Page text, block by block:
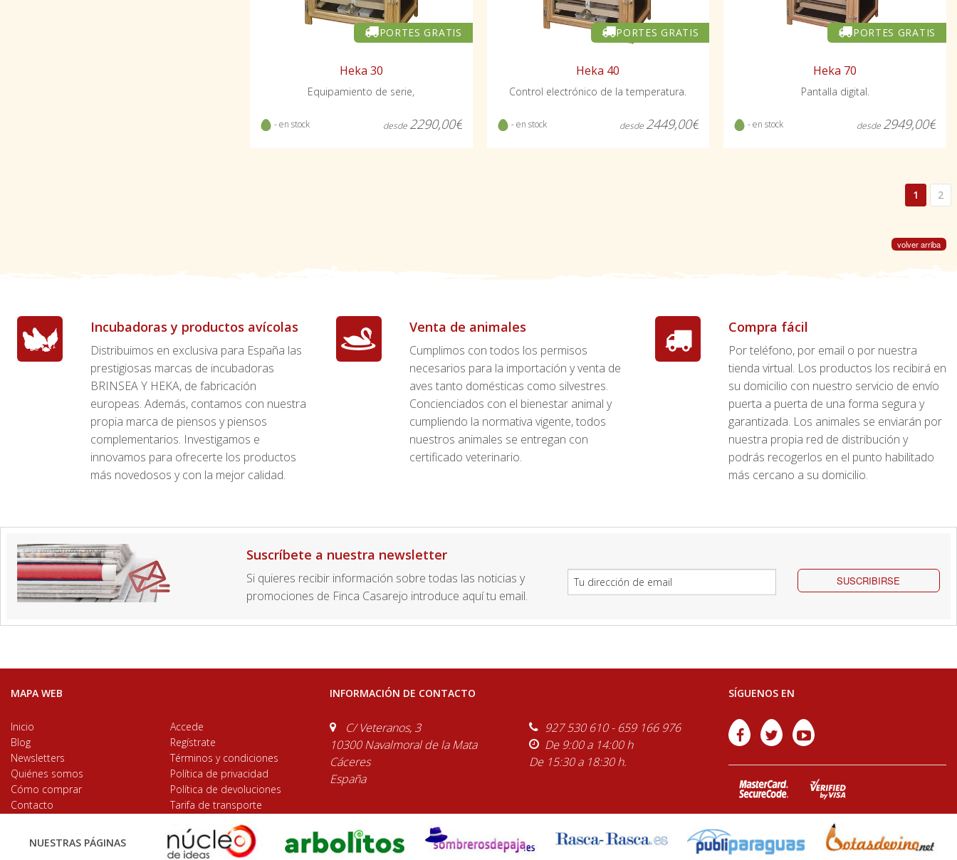
PORTES GRATIS
Heka 30
Equipamiento de serie,
- en stock desde 2290,00€
PORTES GRATIS
Heka 40
Control electrónico de la temperatura.
- en stock desde 2449,00€
PORTES GRATIS
Heka 70
Pantalla digital.
- en stock desde 2949,00€
1 2
volver arriba
Incubadoras y productos avícolas
Distribuimos en exclusiva para España las
prestigiosas marcas de incubadoras
BRINSEA Y HEKA, de fabricación
europeas. Además, contamos con nuestra
propia marca de piensos y piensos
complementarios. Investigamos e
innovamos para ofrecerte los productos
más novedosos y con la mejor calidad.
Venta de animales
Cumplimos con todos los permisos
necesarios para la importación y venta de
aves tanto domésticas como silvestres.
Concienciados con el bienestar animal y
cumpliendo la normativa vigente, todos
nuestros animales se entregan con
certificado veterinario.
Compra fácil
Por teléfono, por email o por nuestra
tienda virtual. Los productos los recibirá en
su domicilio con nuestro servicio de envío
puerta a puerta de una forma segura y
garantizada. Los animales se enviarán por
nuestra propia red de distribución y
podrás recogerlos en el punto habilitado
más cercano a su domicilio.
Suscríbete a nuestra newsletter
Si quieres recibir información sobre todas las noticias y
promociones de Finca Casarejo introduce aquí tu email.
SUSCRIBIRSE
MAPA WEB
Inicio
Blog
Newsletters
Quiénes somos
Cómo comprar
Contacto
Accede
Regístrate
Términos y condiciones
Política de privacidad
Política de devoluciones
Tarifa de transporte
INFORMACIÓN DE CONTACTO
C/ Veteranos, 3
10300 Navalmoral de la Mata
Cáceres
España
927 530 610 - 659 166 976
De 9:00 a 14:00 h
De 15:30 a 18:30 h.
SÍGUENOS EN
NUESTRAS PÁGINAS